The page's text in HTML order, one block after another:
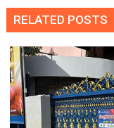
RELATED POSTS